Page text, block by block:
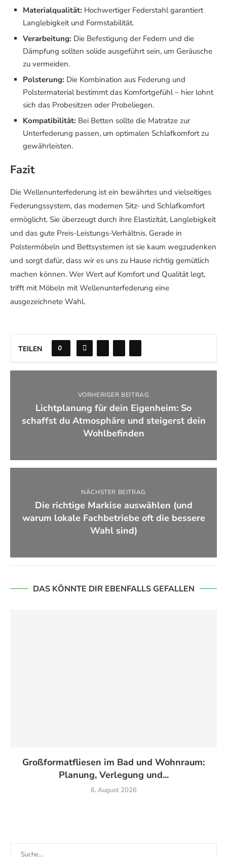
Materialqualität: Hochwertiger Federstahl garantiert
Langlebigkeit und Formstabilität.
Verarbeitung: Die Befestigung der Federn und die
Dämpfung sollten solide ausgeführt sein, um Geräusche
zu vermeiden.
Polsterung: Die Kombination aus Federung und
Polstermaterial bestimmt das Komfortgefühl – hier lohnt
sich das Probesitzen oder Probeliegen.
Kompatibilität: Bei Betten sollte die Matratze zur
Unterfederung passen, um optimalen Schlafkomfort zu
gewährleisten.
Fazit
Die Wellenunterfederung ist ein bewährtes und vielseitiges
Federungssystem, das modernen Sitz- und Schlafkomfort
ermöglicht. Sie überzeugt durch ihre Elastizität, Langlebigkeit
und das gute Preis-Leistungs-Verhältnis. Gerade in
Polstermöbeln und Bettsystemen ist sie kaum wegzudenken
und sorgt dafür, dass wir es uns zu Hause richtig gemütlich
machen können. Wer Wert auf Komfort und Qualität legt,
trifft mit Möbeln mit Wellenunterfederung eine
ausgezeichnete Wahl.
TEILEN 0
VORHERIGER BEITRAG
Lichtplanung für dein Eigenheim: So
schaffst du Atmosphäre und steigerst dein
Wohlbefinden
NÄCHSTER BEITRAG
Die richtige Markise auswählen (und
warum lokale Fachbetriebe oft die bessere
Wahl sind)
DAS KÖNNTE DIR EBENFALLS GEFALLEN
Großformatfliesen im Bad und Wohnraum:
Planung, Verlegung und...
6. August 2026